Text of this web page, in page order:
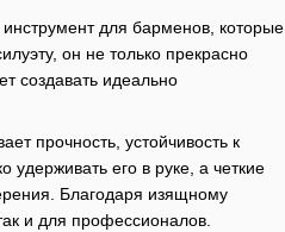
для барменов, которые
он не только прекрасно
создавать идеально
прочность, устойчивость к
удерживать его в руке, а четкие
Благодаря изящному
и для профессионалов.